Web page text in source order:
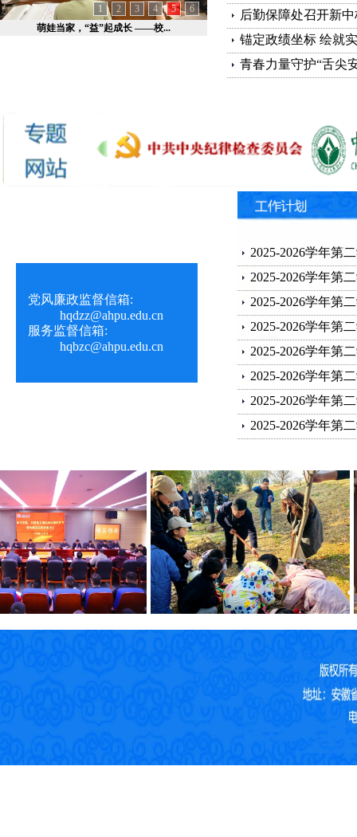
1 2 3 4 5
6
萌娃当家，“益”起成长 ——校...
后勤保障处召开新
锚定政绩坐标 绘就
青春力量守护“舌尖
党风廉政监督信箱:
hqdzz@ahpu.edu.cn
服务监督信箱:
hqbzc@ahpu.edu.cn
2025-2026学年第
2025-2026学年第
2025-2026学年第
2025-2026学年第
2025-2026学年第
2025-2026学年第
2025-2026学年第
2025-2026学年第